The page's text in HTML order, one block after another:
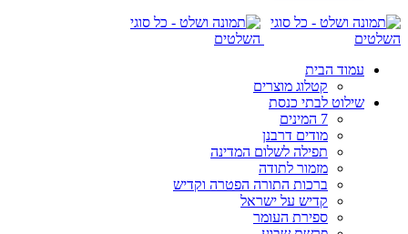
עמוד הבית
קטלוג מוצרים
שילוט לבתי כנסת
7 המינים
מודים דרבנן
תפילה לשלום המדינה
מזמור לתודה
ברכות התורה הפטרה וקדיש
קדיש על ישראל
ספירת העומר